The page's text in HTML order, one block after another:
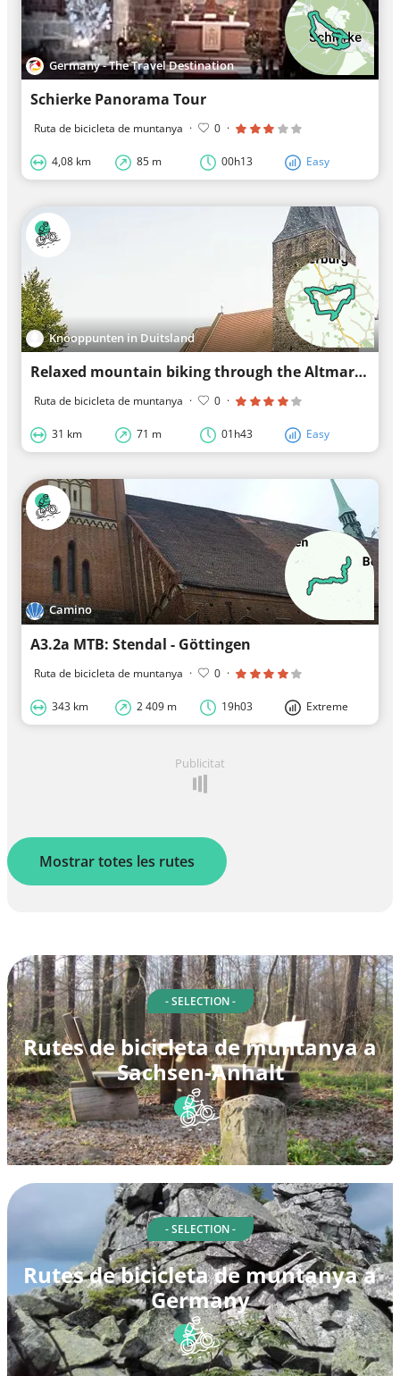
Germany - The Travel Destination
Schierke Panorama Tour
Ruta de bicicleta de muntanya · 0 ·
4,08 km 85 m 00h13 Easy
Knooppunten in Duitsland
Relaxed mountain biking through the Altmark
Ruta de bicicleta de muntanya · 0 ·
31 km 71 m 01h43 Easy
Camino
A3.2a MTB: Stendal - Göttingen
Ruta de bicicleta de muntanya · 0 ·
343 km 2 409 m 19h03 Extreme
Publicitat
Mostrar totes les rutes
- SELECTION -
Rutes de bicicleta de muntanya a
Sachsen-Anhalt
- SELECTION -
Rutes de bicicleta de muntanya a
Germany